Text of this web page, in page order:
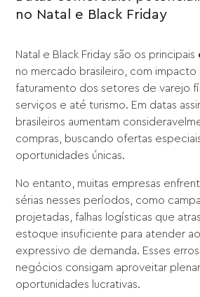
no Natal e Black Friday
Natal e Black Friday são os principais
no mercado brasileiro, com impacto
faturamento dos setores de varejo
serviços e até turismo. Em datas
brasileiros aumentam
compras, buscando ofertas
oportunidades únicas.
No entanto, muitas empresas
sérias nesses períodos, como
projetadas, falhas logísticas que
estoque insuficiente para atender
expressivo de demanda. Esses
negócios consigam aproveitar
oportunidades lucrativas.